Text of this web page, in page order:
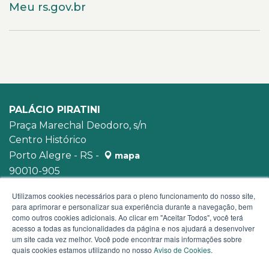
Meu rs.gov.br
PALÁCIO PIRATINI
Praça Marechal Deodoro, s/n
Centro Histórico
Porto Alegre - RS -
mapa
90010-905
Utilizamos cookies necessários para o pleno funcionamento do nosso site,
para aprimorar e personalizar sua experiência durante a navegação, bem
como outros cookies adicionais. Ao clicar em "Aceitar Todos", você terá
acesso a todas as funcionalidades da página e nos ajudará a desenvolver
um site cada vez melhor. Você pode encontrar mais informações sobre
quais cookies estamos utilizando no nosso Aviso de Cookies.